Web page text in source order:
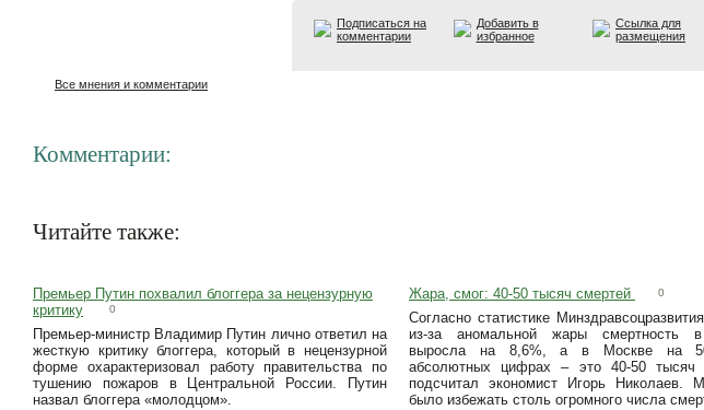
Подписаться на
комментарии
Добавить в
избранное
Ссылка для
размещения
Все мнения и комментарии
Комментарии:
Читайте также:
Премьер Путин похвалил блоггера за нецензурную
критику
0
Премьер-министр Владимир Путин лично ответил на
жесткую критику блоггера, который в нецензурной
форме охарактеризовал работу правительства по
тушению пожаров в Центральной России. Путин
назвал блоггера «молодцом».
Жара, смог: 40-50 тысяч смертей 0
Согласно статистике
из-за аномальной жары смертность
выросла на 8,6%, а в Москве на
абсолютных цифрах – это 40-50 тысяч
подсчитал экономист Игорь Николаев.
было избежать столь огромного числа